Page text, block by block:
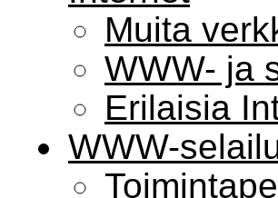
Muita
WWW- ja
Erilaisia
WWW-